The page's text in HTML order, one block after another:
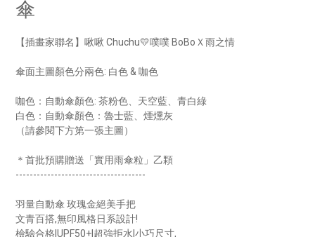
傘
【插畫家聯名】啾啾 Chuchu💛噗噗 BoBoＸ雨之情
傘面主圖顏色分兩色: 白色 & 咖色
咖色：自動傘顏色: 茶粉色、天空藍、青白綠
白色：自動傘顏色：魯士藍、煙燻灰
（請參閱下方第一張主圖）
＊首批預購贈送「實用雨傘粒」乙顆
-------------------------------------
羽量自動傘 玫瑰金絕美手把
文青百搭,無印風格日系設計!
檢驗合格|UPF50+|超強拒水|小巧尺寸,